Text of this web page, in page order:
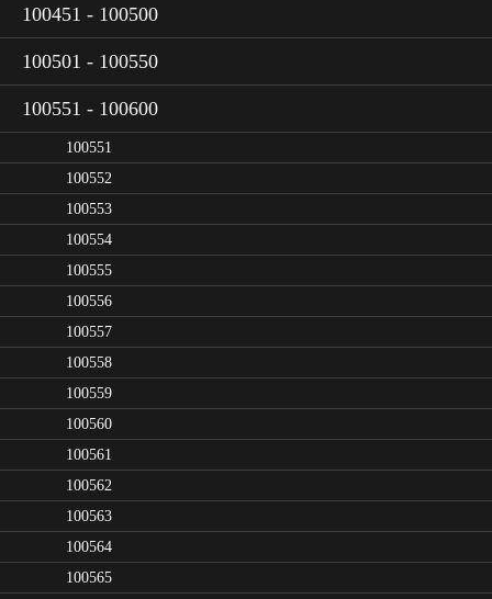
100451 - 100500
100501 - 100550
100551 - 100600
100551
100552
100553
100554
100555
100556
100557
100558
100559
100560
100561
100562
100563
100564
100565